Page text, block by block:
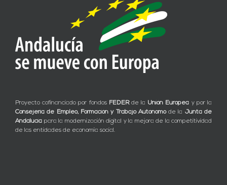
Proyecto cofinanciado por fondos FEDERde la Unión Europea y por la
Consejería de Empleo, Formación y Trabajo Autónomode la Junta de
Andalucía para la modernización digital y la mejora de la competitividad
de las entidades de economía social.